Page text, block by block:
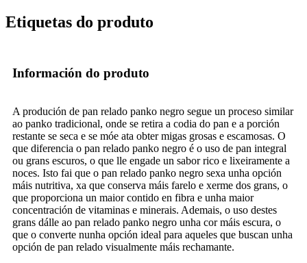
Etiquetas do produto
Información do produto
A produción de pan relado panko negro segue un proceso similar
ao panko tradicional, onde se retira a codia do pan e a porción
restante se seca e se móe ata obter migas grosas e escamosas. O
que diferencia o pan relado panko negro é o uso de pan integral
ou grans escuros, o que lle engade un sabor rico e lixeiramente a
noces. Isto fai que o pan relado panko negro sexa unha opción
máis nutritiva, xa que conserva máis farelo e xerme dos grans, o
que proporciona un maior contido en fibra e unha maior
concentración de vitaminas e minerais. Ademais, o uso destes
grans dálle ao pan relado panko negro unha cor máis escura, o
que o converte nunha opción ideal para aqueles que buscan unha
opción de pan relado visualmente máis rechamante.